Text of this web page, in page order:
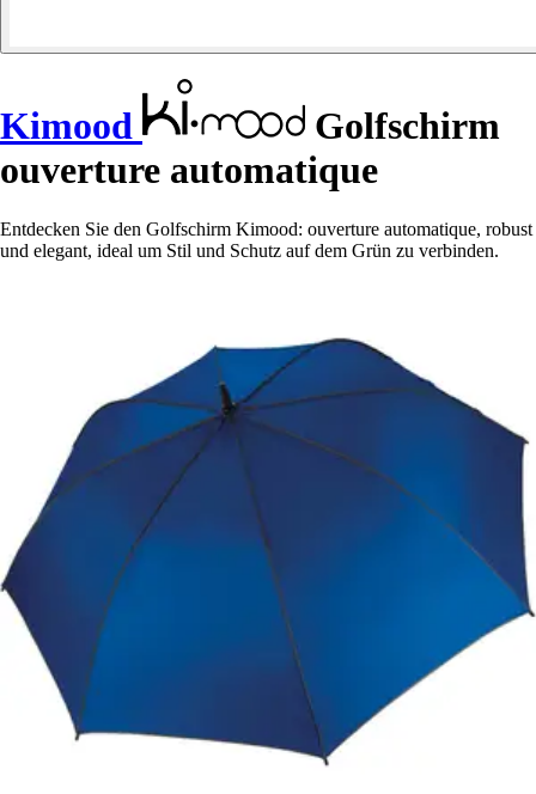
Kimood
Golfschirm
ouverture automatique
Entdecken Sie den Golfschirm Kimood: ouverture automatique, robust
und elegant, ideal um Stil und Schutz auf dem Grün zu verbinden.